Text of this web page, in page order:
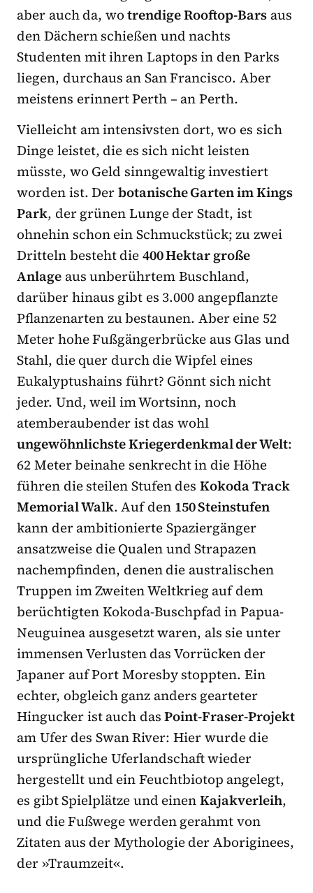
aber auch da, wotrendige Rooftop-Bars aus
den Dächern schießen und nachts
Studenten mit ihren Laptops in den Parks
liegen, durchaus an San Francisco. Aber
meistens erinnert Perth – an Perth.
Vielleicht am intensivsten dort, wo es sich
Dinge leistet, die es sich nicht leisten
müsste, wo Geld sinngewaltig investiert
worden ist. Derbotanische Garten im Kings
Park, der grünen Lunge der Stadt, ist
ohnehin schon ein Schmuckstück; zu zwei
Dritteln besteht die400 Hektar große
Anlage aus unberührtem Buschland,
darüber hinaus gibt es 3.000 angepflanzte
Pflanzenarten zu bestaunen. Aber eine 52
Meter hohe Fußgängerbrücke aus Glas und
Stahl, die quer durch die Wipfel eines
Eukalyptushains führt? Gönnt sich nicht
jeder. Und, weil im Wortsinn, noch
atemberaubender ist das wohl
ungewöhnlichste Kriegerdenkmal der Welt:
62 Meter beinahe senkrecht in die Höhe
führen die steilen Stufen desKokoda Track
Memorial Walk. Auf den 150 Steinstufen
kann der ambitionierte Spaziergänger
ansatzweise die Qualen und Strapazen
nachempfinden, denen die australischen
Truppen im Zweiten Weltkrieg auf dem
berüchtigten Kokoda-Buschpfad in Papua-
Neuguinea ausgesetzt waren, als sie unter
immensen Verlusten das Vorrücken der
Japaner auf Port Moresby stoppten. Ein
echter, obgleich ganz anders gearteter
Hingucker ist auch dasPoint-Fraser-Projekt
am Ufer des Swan River: Hier wurde die
ursprüngliche Uferlandschaft wieder
hergestellt und ein Feuchtbiotop angelegt,
es gibt Spielplätze und einenKajakverleih,
und die Fußwege werden gerahmt von
Zitaten aus der Mythologie der Aboriginees,
der »Traumzeit«.